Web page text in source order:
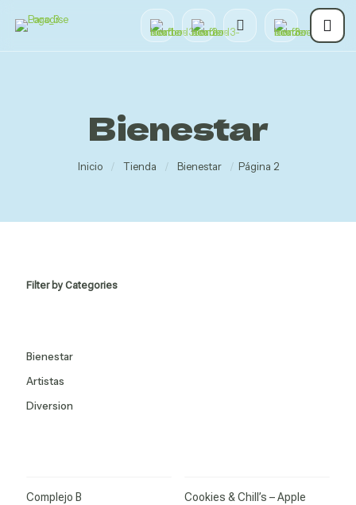
Bienestar
Inicio / Tienda / Bienestar / Página 2
Filter by Categories
Bienestar
Artistas
Diversion
Complejo B
Cookies & Chill’s – Apple